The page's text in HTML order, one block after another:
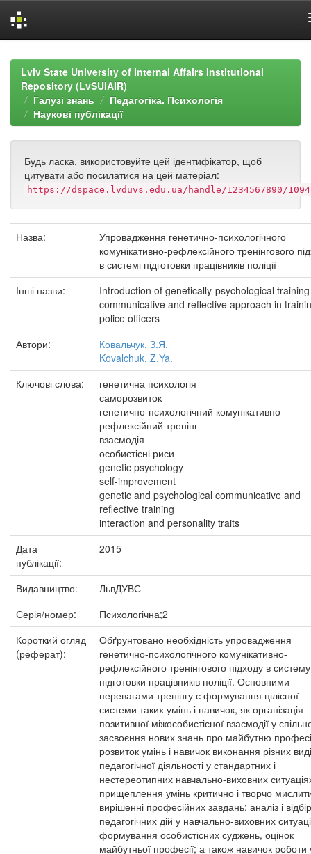
navigationLviv State University of Internal Affairs Institutional
Repository (LvSUIAIR)
Галузі знань
Педагогіка. Психологія
Наукові публікації
Будь ласка, використовуйте цей ідентифікатор, щоб
цитувати або посилатися на цей матеріал:
https://dspace.lvduvs.edu.ua/handle/1234567890/1094
Назва:
Упровадження генетично-психологічного
комунікативно-рефлексійного тренінгового
в системі підготовки працівників поліції
Інші назви:
Introduction of genetically-psychological training
communicative and reflective approach in
police officers
Автори:
Ковальчук, З.Я.
Kovalchuk, Z.Ya.
Ключові слова:
генетична психологія
саморозвиток
генетично-психологічний комунікативно-
рефлексійний тренінг
взаємодія
особистісні риси
genetic psychology
self-improvement
genetic and psychological communicative and
reflective training
interaction and personality traits
Дата
публікації:
2015
Видавництво:
ЛьвДУВС
Серія/номер:
Психологічна;2
Короткий огляд
(реферат):
Обґрунтовано необхідність упровадження
генетично-психологічного комунікативно-
рефлексійного тренінгового підходу в систему
підготовки працівників поліції. Основними
перевагами тренінгу є формування цілісної
системи таких умінь і навичок, як організація
позитивної міжособистісної взаємодії у
засвоєння нових знань про майбутню
розвиток умінь і навичок виконання різних
педагогічної діяльності у стандартних і
нестереотипних навчально-виховних
прищеплення умінь критично і творчо
вирішенні професійних завдань; аналіз і відбір
педагогічних дій у навчально-виховних
формування особистісних суджень, оцінок
майбутньої професії; а також навичок роботи